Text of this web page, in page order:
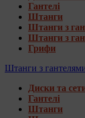
Гантелі
Штанги
Штанги з
Штанги з
Грифи
Штанги з
Диски та
Гантелі
Штанги